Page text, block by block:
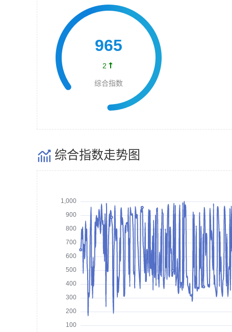
965
2 
综合指数
 综合指数走势图